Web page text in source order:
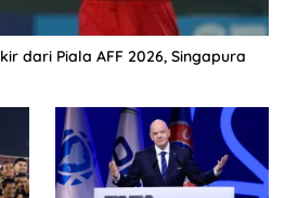
dari Piala AFF 2026, Singapura